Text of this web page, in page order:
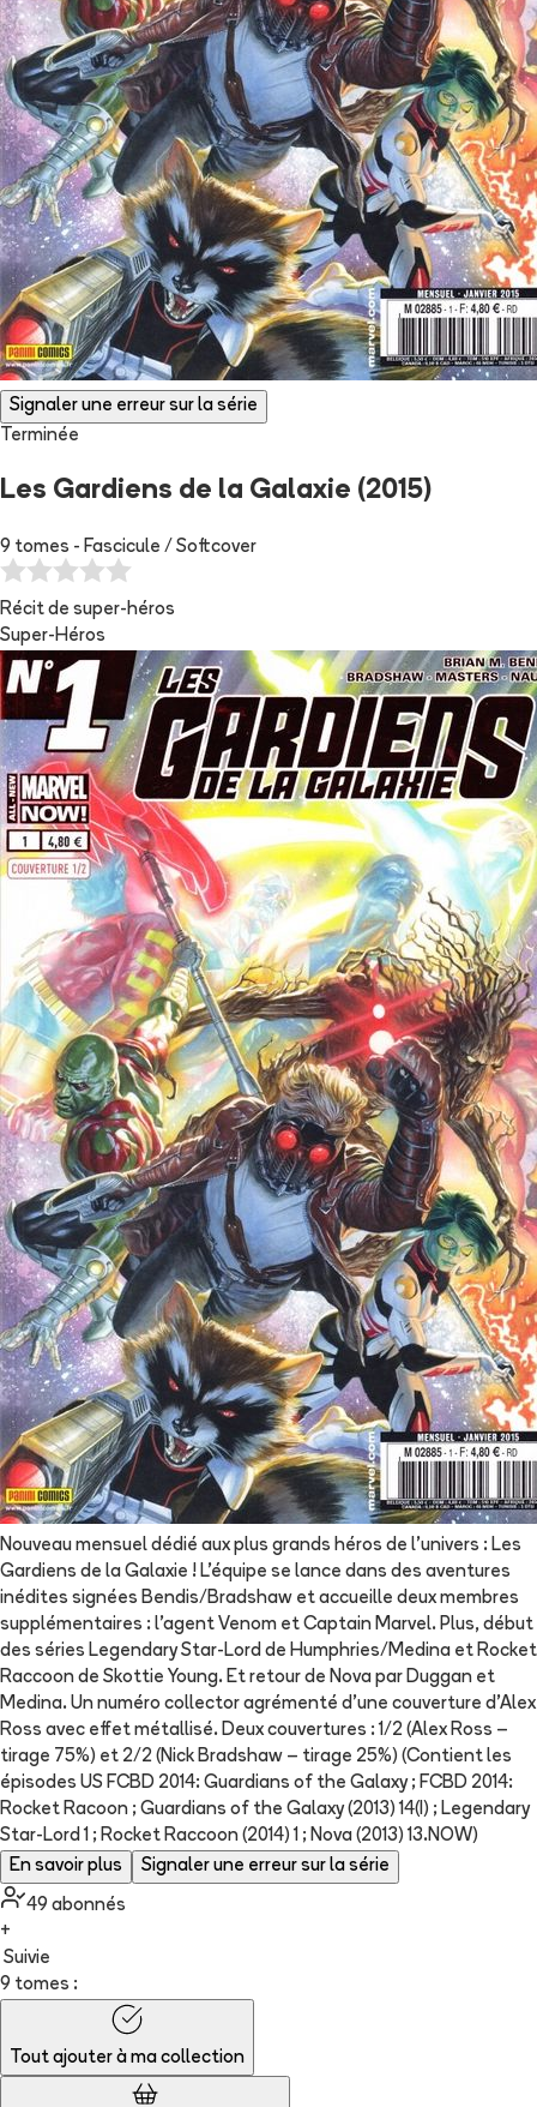
Signaler une erreur sur la série
Terminée
Les Gardiens de la Galaxie (2015)
9 tomes - Fascicule / Softcover
Récit de super-héros
Super-Héros
Nouveau mensuel dédié aux plus grands héros de l'univers : Les
Gardiens de la Galaxie ! L'équipe se lance dans des aventures
inédites signées Bendis/Bradshaw et accueille deux membres
supplémentaires : l'agent Venom et Captain Marvel. Plus, début
des séries Legendary Star-Lord de Humphries/Medina et Rocket
Raccoon de Skottie Young. Et retour de Nova par Duggan et
Medina. Un numéro collector agrémenté d’une couverture d’Alex
Ross avec effet métallisé. Deux couvertures : 1/2 (Alex Ross –
tirage 75%) et 2/2 (Nick Bradshaw – tirage 25%) (Contient les
épisodes US FCBD 2014: Guardians of the Galaxy ; FCBD 2014:
Rocket Racoon ; Guardians of the Galaxy (2013) 14(I) ; Legendary
Star-Lord 1 ; Rocket Raccoon (2014) 1 ; Nova (2013) 13.NOW)
En savoir plus
Signaler une erreur sur la série
49 abonnés
+
Suivie
9 tomes :
Tout ajouter à ma collection